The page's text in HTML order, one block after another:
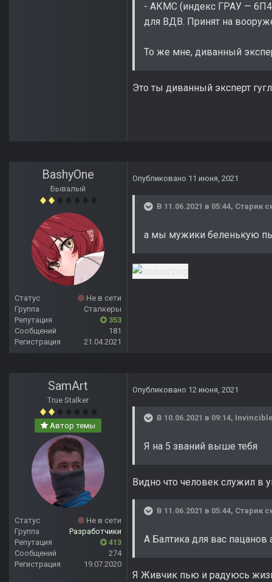
- АКМС (индекс ГРАУ —
для ВДВ. Принят на
То же мне, диванный
Это ты диванный эксперт
BashyOne
Бывалый
Статус
Не в сети
Группа
Сталкеры
Репутация
353
Сообщений
181
Регистрация
21.04.2021
Опубликовано 11 июня, 2021
В 11.06.2021 в 05:44, Старик
а мы мужики беленькую
SamArt
True Stalker
Автор темы
Статус
Не в сети
Группа
Разработчики
Репутация
413
Сообщений
274
Регистрация
19.07.2020
Опубликовано 12 июня, 2021
В 10.06.2021 в 09:14,
Я на 5 званий выше тебя
Видно что человек служил в
В 11.06.2021 в 05:44, Старик
А Балтика для вас
Я Живчик пью и радуюсь